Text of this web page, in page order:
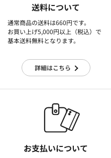
送料について
通常商品の送料は660円です。
お買い上げ5,000円以上（税込）で
基本送料無料となります。
詳細はこちら
お支払いについて